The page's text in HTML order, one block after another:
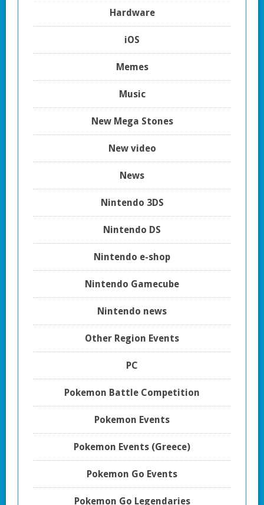
Hardware
iOS
Memes
Music
New Mega Stones
New video
News
Nintendo 3DS
Nintendo DS
Nintendo e-shop
Nintendo Gamecube
Nintendo news
Other Region Events
PC
Pokemon Battle Competition
Pokemon Events
Pokemon Events (Greece)
Pokemon Go Events
Pokemon Go Legendaries